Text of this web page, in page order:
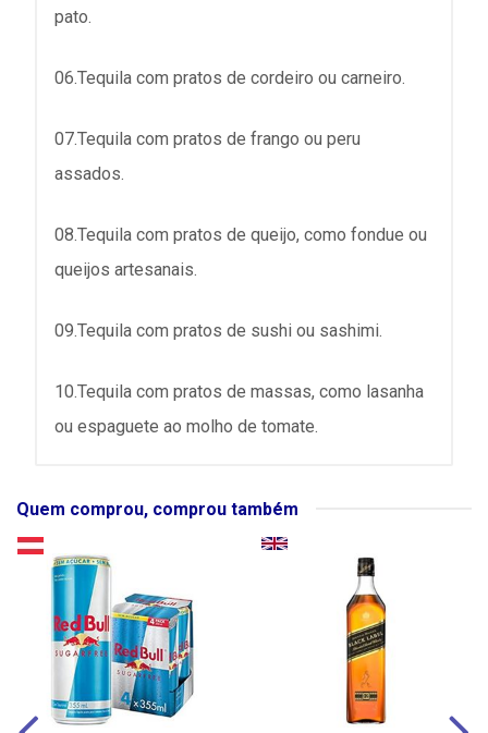
pato.
06.Tequila com pratos de cordeiro ou carneiro.
07.Tequila com pratos de frango ou peru
assados.
08.Tequila com pratos de queijo, como fondue ou
queijos artesanais.
09.Tequila com pratos de sushi ou sashimi.
10.Tequila com pratos de massas, como lasanha
ou espaguete ao molho de tomate.
Quem comprou, comprou também